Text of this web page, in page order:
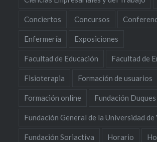
Conciertos Concursos
Enfermería Exposiciones
Facultad de Educación Facultad de
Fisioterapia Formación de usuarios
Formación online Fundación
Fundación General de la Universidad
Fundación Soriactiva Horario